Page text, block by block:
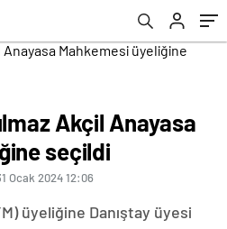
Akçil Anayasa
seçildi
Ocak 2024 12:06
üyeliğine Danıştay üyesi